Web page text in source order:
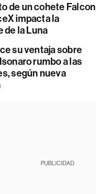
de un cohete Falcon
impacta la
de la Luna
su ventaja sobre
rumbo a las
según nueva
PUBLICIDAD